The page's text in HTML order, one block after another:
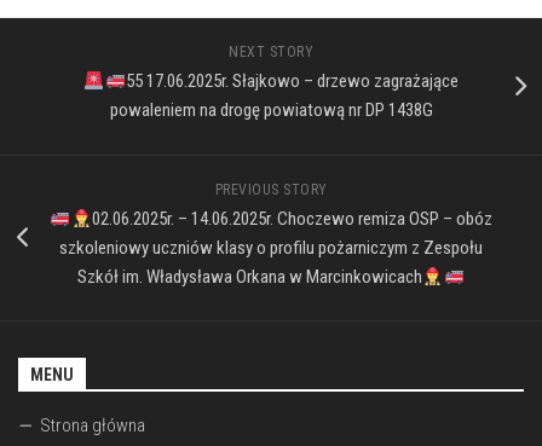
NEXT STORY
55 17.06.2025r. Słajkowo – drzewo zagrażające
powaleniem na drogę powiatową nr DP 1438G
PREVIOUS STORY
02.06.2025r. – 14.06.2025r. Choczewo remiza OSP – obóz
szkoleniowy uczniów klasy o profilu pożarniczym z Zespołu
Szkół im. Władysława Orkana w Marcinkowicach
MENU
Strona główna